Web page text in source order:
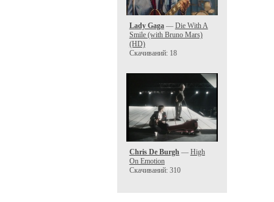
Lady Gaga— Die With A
Smile (with Bruno Mars)
(HD)
Скачиваний: 18
Chris De Burgh— High
On Emotion
Скачиваний: 310